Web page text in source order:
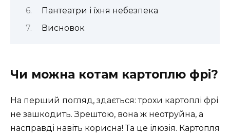
Пантеатри і їхня небезпека
Висновок
Чи можна котам картоплю фрі?
На перший погляд, здається: трохи картоплі фрі
не зашкодить. Зрештою, вона ж неотруйна, а
насправді навіть корисна! Та це ілюзія. Картопля